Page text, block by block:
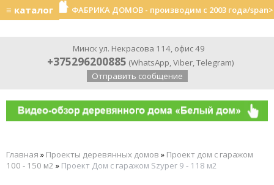
≡ каталог ФАБРИКА ДОМОВ - производим с 2003 года/span>
Минск ул. Некрасова 114, офис 49
+375296200885 (WhatsApp,Viber,Telegram)
Отправить сообщение
Главная » Проекты деревянных домов » Проект дом с гаражом
100 - 150 м2 » Проект Дом с гаражом Szyper 9 - 118 м2